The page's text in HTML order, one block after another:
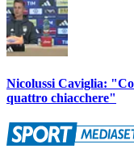
Nicolussi Caviglia:
quattro chiacchere"